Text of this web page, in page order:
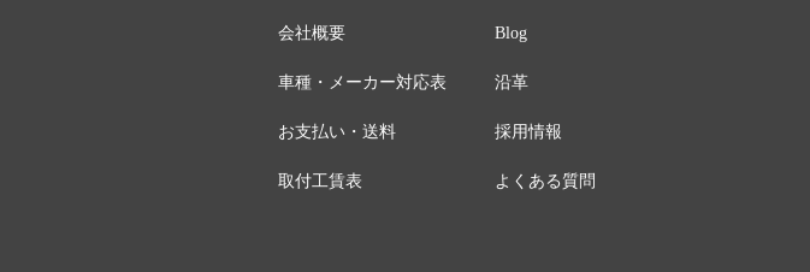
会社概要
車種・メーカー対応表
お支払い・送料
取付工賃表
Blog
沿革
採用情報
よくある質問